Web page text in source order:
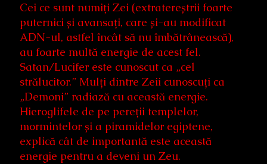
Cei ce sunt numiți Zei (extratereștrii foarte
puternici și avansați, care și-au modificat
ADN-ul, astfel încât să nu îmbătrânească),
au foarte multă energie de acest fel.
Satan/Lucifer este cunoscut ca „cel
strălucitor.” Mulți dintre Zeii cunoscuți ca
„Demoni” radiază cu această energie.
Hieroglifele de pe pereții templelor,
mormintelor și a piramidelor egiptene,
explică cât de importantă este această
energie pentru a deveni un Zeu.